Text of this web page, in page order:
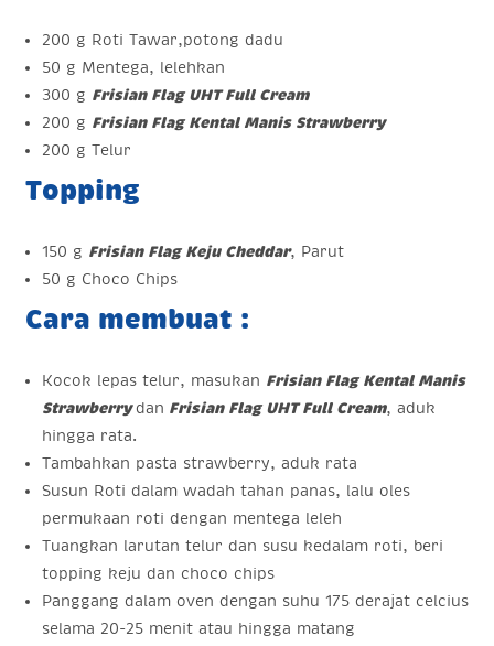
200 g Roti Tawar,potong dadu
50 g Mentega, lelehkan
300 g Frisian Flag UHT Full Cream
200 g Frisian Flag Kental Manis Strawberry
200 g Telur
Topping
150 g Frisian Flag Keju Cheddar, Parut
50 g Choco Chips
Cara membuat :
Kocok lepas telur, masukan Frisian Flag Kental Manis
Strawberrydan Frisian Flag UHT Full Cream, aduk
hingga rata.
Tambahkan pasta strawberry, aduk rata
Susun Roti dalam wadah tahan panas, lalu oles
permukaan roti dengan mentega leleh
Tuangkan larutan telur dan susu kedalam roti, beri
topping keju dan choco chips
Panggang dalam oven dengan suhu 175 derajat celcius
selama 20-25 menit atau hingga matang